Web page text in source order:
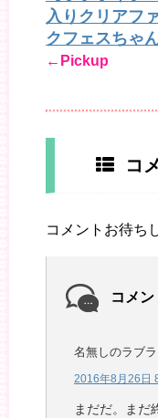
入りクリアフ
クフェスちゃ
←Pickup
コ
コメントお待ち
コメン
名無しのラブ
2016年8月26日
まだだ。まだ